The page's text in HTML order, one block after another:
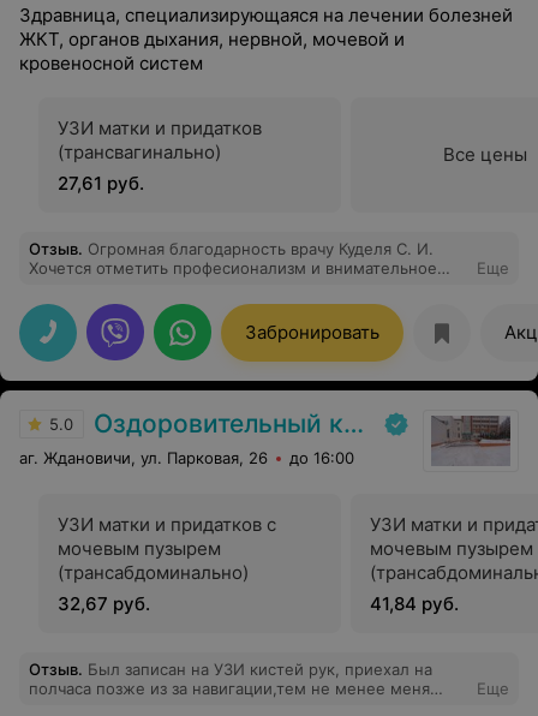
Здравница, специализирующаяся на лечении болезней
ЖКТ, органов дыхания, нервной, мочевой и
кровеносной систем
УЗИ матки и придатков
(трансвагинально)
27,61 руб.
Все цены
Отзыв. Огромная благодарность врачу Куделя С. И.
Хочется отметить професионализм и внимательное
определённые страхи и опасения, но все прошло
замечательно. Однозначно рекомендую!
Еще
Забронировать
5.0 Оздоровительный комплекс Центра подготовки кадров Минлесхоза
аг. Ждановичи, ул. Парковая, 26 до 16:00
УЗИ матки и придатков с
мочевым пузырем
(трансабдоминально)
32,67 руб.
УЗИ матки и
мочевым пузырем
трансвагинально)
41,84 руб.
Отзыв. Был записан на УЗИ кистей рук, приехал на
полчаса позже из за навигации,тем не менее меня
Еще